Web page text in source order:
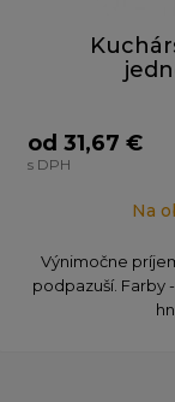
od 31,67 €
s DPH
Na
Výnimočne
podpazuší. Farby